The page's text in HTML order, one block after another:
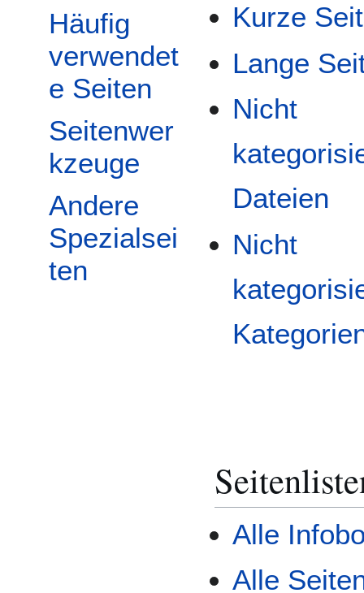
Häufig
verwendet
e Seiten
Seitenwer
kzeuge
Andere
Spezialsei
ten
Kurze
Lange
Nicht
Dateien
Nicht
Alle
Alle